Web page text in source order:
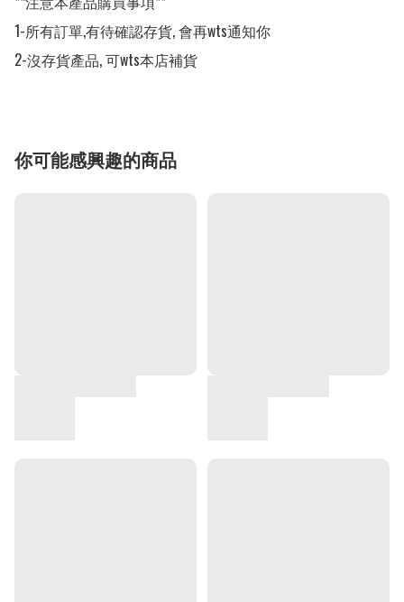
1-所有訂單,有待確認存貨, 會再wts通知你
2-沒存貨產品, 可wts本店補貨
你可能感興趣的商品